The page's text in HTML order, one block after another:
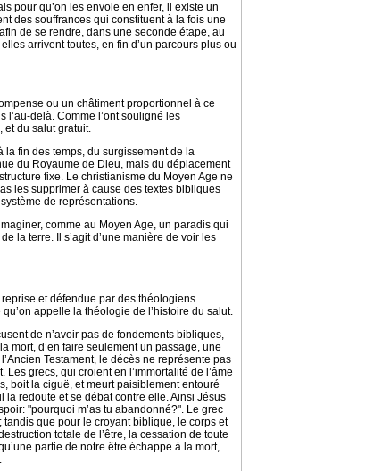
pour qu’on les envoie en enfer, il existe un
des souffrances qui constituent à la fois une
de se rendre, dans une seconde étape, au
arrivent toutes, en fin d’un parcours plus ou
ou un châtiment proportionnel à ce
l’au-delà. Comme l’ont souligné les
et du salut gratuit.
la fin des temps, du surgissement de la
du Royaume de Dieu, mais du déplacement
fixe. Le christianisme du Moyen Age ne
les supprimer à cause des textes bibliques
de représentations.
comme au Moyen Age, un paradis qui
la terre. Il s’agit d’une manière de voir les
et défendue par des théologiens
appelle la théologie de l’histoire du salut.
de n’avoir pas de fondements bibliques,
mort, d’en faire seulement un passage, une
Testament, le décès ne représente pas
grecs, qui croient en l’immortalité de l’âme
boit la ciguë, et meurt paisiblement entouré
la redoute et se débat contre elle. Ainsi Jésus
"pourquoi m’as tu abandonné?". Le grec
que pour le croyant biblique, le corps et
totale de l’être, la cessation de toute
partie de notre être échappe à la mort,